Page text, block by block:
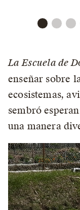
La Escuela de
enseñar sobre
ecosistemas,
sembró
una manera